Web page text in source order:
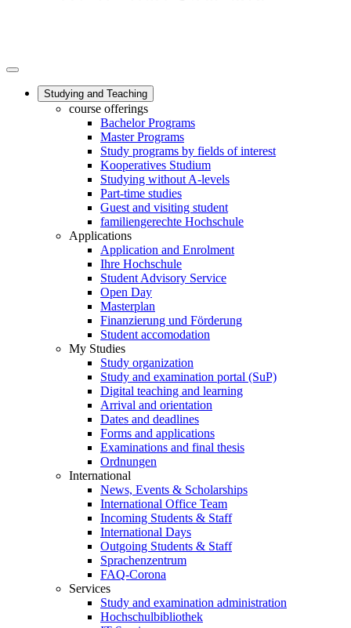
Studying and Teaching
course offerings
Bachelor Programs
Master Programs
Study programs by fields of interest
Kooperatives Studium
Studying without A-levels
Part-time studies
Guest and visiting student
familiengerechte Hochschule
Applications
Application and Enrolment
Ihre Hochschule
Student Advisory Service
Open Day
Masterplan
Finanzierung und Förderung
Student accomodation
My Studies
Study organization
Study and examination portal (SuP)
Digital teaching and learning
Arrival and orientation
Dates and deadlines
Forms and applications
Examinations and final thesis
Ordnungen
International
News, Events & Scholarships
International Office Team
Incoming Students & Staff
International Days
Outgoing Students & Staff
Sprachenzentrum
FAQ-Corona
Services
Study and examination administration
Hochschulbibliothek